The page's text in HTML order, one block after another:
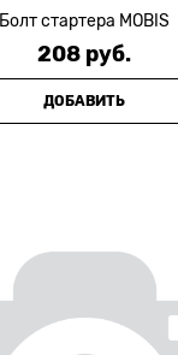
Болт стартера MOBIS
208 руб.
ДОБАВИТЬ